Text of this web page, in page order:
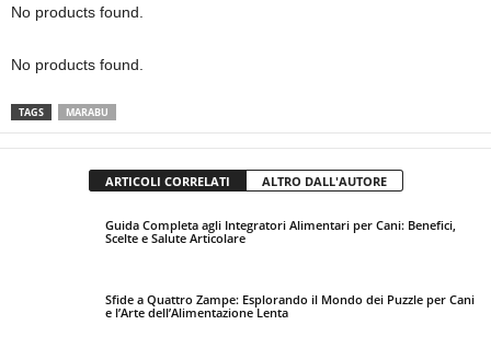
No products found.
No products found.
TAGS MARABU
ARTICOLI CORRELATI ALTRO DALL'AUTORE
Guida Completa agli Integratori Alimentari per Cani: Benefici,
Scelte e Salute Articolare
Sfide a Quattro Zampe: Esplorando il Mondo dei Puzzle per Cani
e l’Arte dell’Alimentazione Lenta